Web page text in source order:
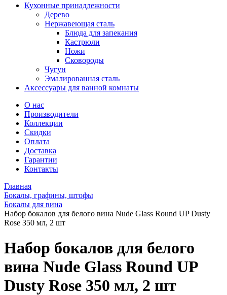
Кухонные принадлежности
Дерево
Нержавеющая сталь
Блюда для запекания
Кастрюли
Ножи
Сковороды
Чугун
Эмалированная сталь
Аксессуары для ванной комнаты
О нас
Производители
Коллекции
Скидки
Оплата
Доставка
Гарантии
Контакты
Главная
Бокалы, графины, штофы
Бокалы для вина
Набор бокалов для белого вина Nude Glass Round UP Dusty
Rose 350 мл, 2 шт
Набор бокалов для белого
вина Nude Glass Round UP
Dusty Rose 350 мл, 2 шт